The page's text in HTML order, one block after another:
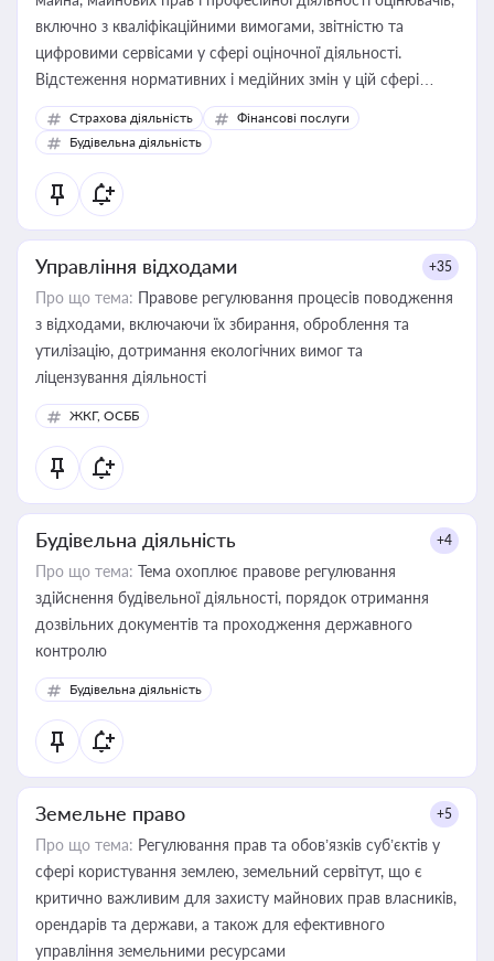
включно з кваліфікаційними вимогами, звітністю та
цифровими сервісами у сфері оціночної діяльності.
Відстеження нормативних і медійних змін у цій сфері
корисне для власника бізнесу, керівника, юриста або
бухгалтера під час оподаткування, приватизації, оренди
державного майна, корпоративних угод і перевірки
статусу суб'єктів оціночної діяльності
Страхова діяльність
Фінансові послуги
Будівельна діяльність
Управління відходами +35
Про що тема: Правове регулювання процесів поводження
з відходами, включаючи їх збирання, оброблення та
утилізацію, дотримання екологічних вимог та
ліцензування діяльності
ЖКГ, ОСББ
Будівельна діяльність +4
Про що тема: Тема охоплює правове регулювання
здійснення будівельної діяльності, порядок отримання
дозвільних документів та проходження державного
контролю
Будівельна діяльність
Земельне право +5
Про що тема: Регулювання прав та обов’язків суб’єктів у
сфері користування землею, земельний сервітут, що є
критично важливим для захисту майнових прав власників,
орендарів та держави, а також для ефективного
управління земельними ресурсами